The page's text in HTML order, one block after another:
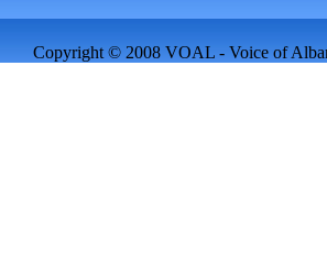
Copyright © 2008 VOAL - Voice of